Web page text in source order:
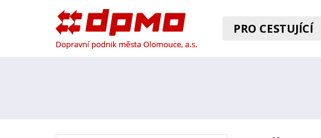
PRO CESTUJÍCÍ